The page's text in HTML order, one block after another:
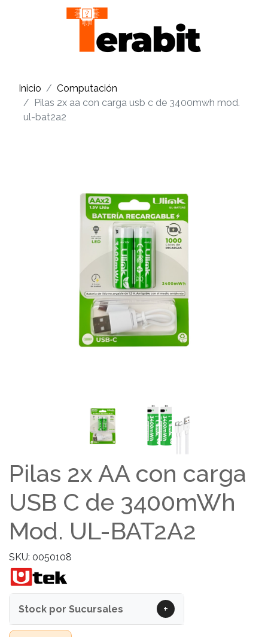
Inicio
Computación
Pilas 2x aa con carga usb c de 3400mwh mod.
ul-bat2a2
Pilas 2x AA con carga
USB C de 3400mWh
Mod. UL-BAT2A2
SKU: 0050108
Stock por Sucursales +